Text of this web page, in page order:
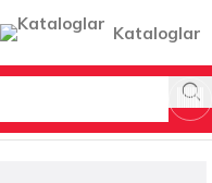
Kataloglar
& GIRGIRLAR